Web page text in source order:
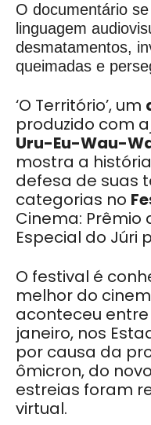
O documentário
linguagem
desmatamentos,
queimadas e
‘O Território’, um
produzido com
Uru-Eu-Wau-
mostra a
defesa de suas
categorias no
Cinema: Prêmio
Especial do Júri
O festival é
melhor do
aconteceu entre
janeiro, nos
por causa da
ômicron, do
estreias foram
virtual.